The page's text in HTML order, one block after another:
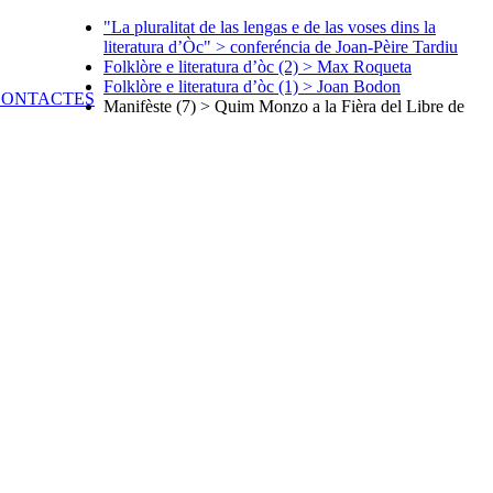
"La pluralitat de las lengas e de las voses dins la
literatura d’Òc" > conferéncia de Joan-Pèire Tardiu
Folklòre e literatura d’òc (2) > Max Roqueta
Folklòre e literatura d’òc (1) > Joan Bodon
Manifèste (7) > Quim Monzo a la Fièra del Libre de